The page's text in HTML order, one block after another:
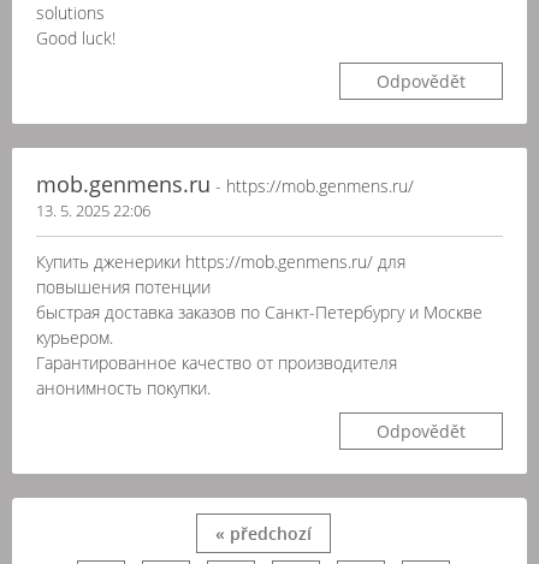
solutions
Good luck!
Odpovědět
mob.genmens.ru - https://mob.genmens.ru/
13. 5. 2025 22:06
Купить дженерики https://mob.genmens.ru/ для
повышения потенции
быстрая доставка заказов по Санкт-Петербургу и Москве
курьером.
Гарантированное качество от производителя
анонимность покупки.
Odpovědět
« předchozí